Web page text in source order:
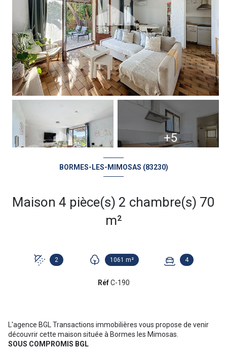
+5
BORMES-LES-MIMOSAS (83230)
Maison 4 pièce(s) 2 chambre(s) 70
m²
2 1061 m² 4
RéfC-190
L'agence BGL Transactions immobilières vous propose de venir
découvrir cette maison située à Bormes les Mimosas.
SOUS COMPROMIS BGL